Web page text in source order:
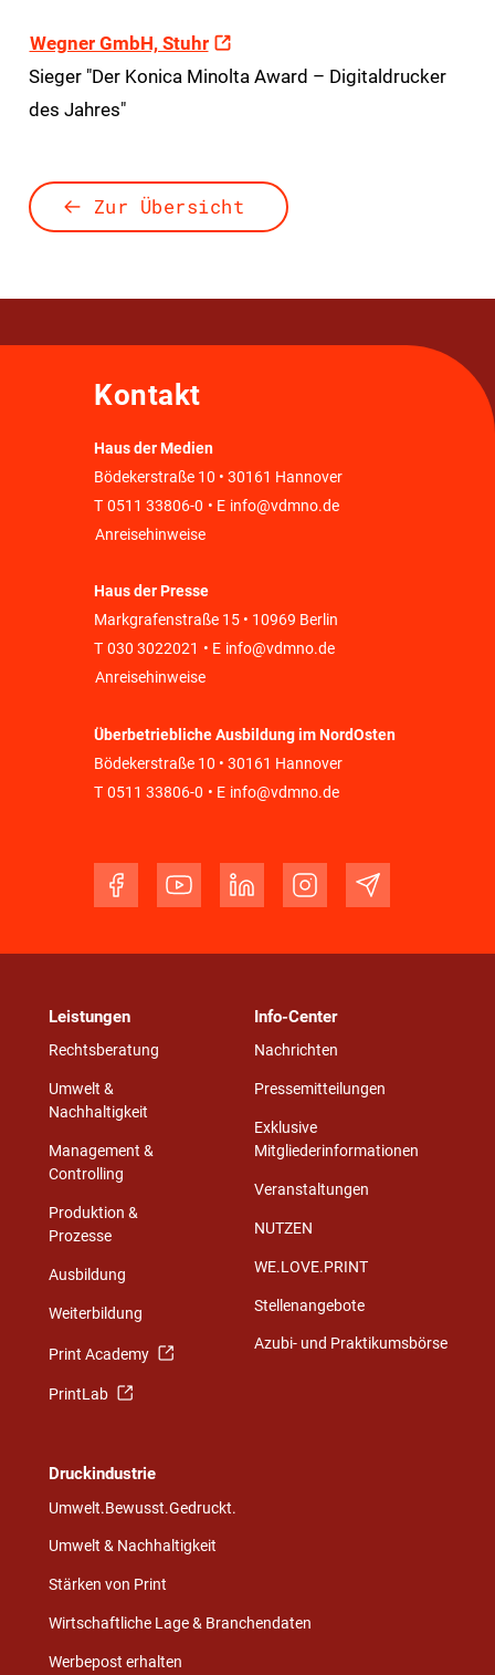
Wegner GmbH, Stuhr
Sieger "Der Konica Minolta Award – Digitaldrucker
des Jahres"
Zur Übersicht
Kontakt
Haus der Medien
Bödekerstraße 10 • 30161 Hannover
T 0511 33806-0 • E info@vdmno.de
Anreisehinweise
Haus der Presse
Markgrafenstraße 15 • 10969 Berlin
T 030 3022021 • E info@vdmno.de
Anreisehinweise
Überbetriebliche Ausbildung im NordOsten
Bödekerstraße 10 • 30161 Hannover
T 0511 33806-0 • E info@vdmno.de
Leistungen
Rechtsberatung
Umwelt &
Nachhaltigkeit
Management &
Controlling
Produktion &
Prozesse
Ausbildung
Weiterbildung
Print Academy
PrintLab
Info-Center
Nachrichten
Pressemitteilungen
Exklusive
Mitgliederinformationen
Veranstaltungen
NUTZEN
WE.LOVE.PRINT
Stellenangebote
Azubi- und Praktikumsbörse
Druckindustrie
Umwelt.Bewusst.Gedruckt.
Umwelt & Nachhaltigkeit
Stärken von Print
Wirtschaftliche Lage & Branchendaten
Werbepost erhalten